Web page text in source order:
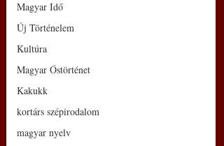
Magyar Idő
Új Történelem
Kultúra
Magyar Őstörténet
Kakukk
kortárs szépirodalom
magyar nyelv